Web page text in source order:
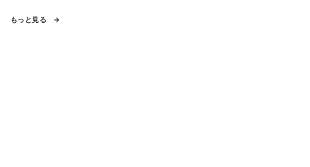
もっと見る